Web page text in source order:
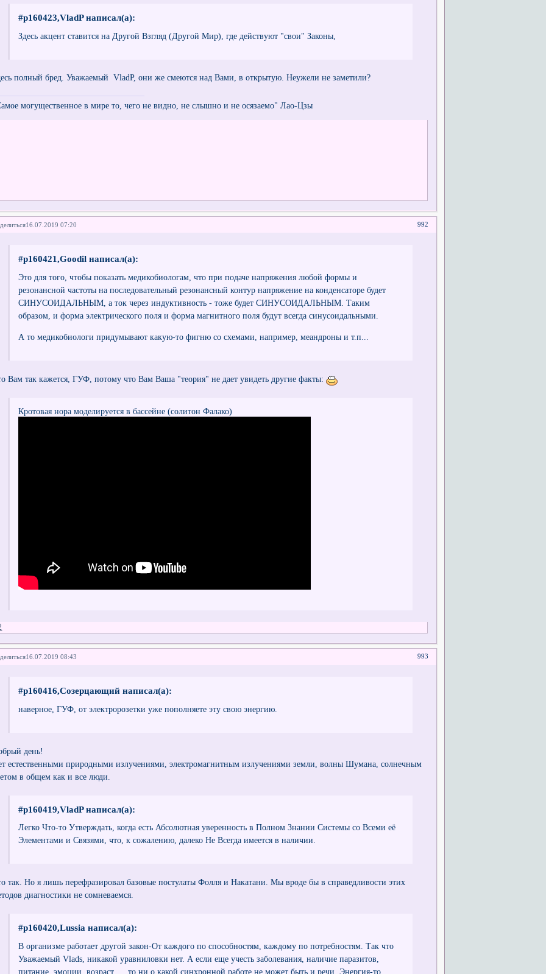
#p160423,VladP написал(а):
Здесь акцент ставится на Другой Взгляд (Другой Мир), где действуют "свои" Законы,
полный бред. Уважаемый VladP, они же смеются над Вами, в открытую. Неужели не заметили?
могущественное в мире то, чего не видно, не слышно и не осязаемо" Лао-Цзы
992
16.07.2019 07:20
#p160421,Goodil написал(а):
Это для того, чтобы показать медикобиологам, что при подаче напряжения любой формы и
резонансной частоты на последовательный резонансный контур напряжение на конденсаторе будет
СИНУСОИДАЛЬНЫМ, а ток через индуктивность - тоже будет СИНУСОИДАЛЬНЫМ. Таким
образом, и форма электрического поля и форма магнитного поля будут всегда синусоидальными.
А то медикобиологи придумывают какую-то фигню со схемами, например, меандроны и т.п...
Вам так кажется, ГУФ, потому что Вам Ваша "теория" не дает увидеть другие факты:
Кротовая нора моделируется в бассейне (солитон Фалако)
993
16.07.2019 08:43
#p160416,Созерцающий написал(а):
наверное, ГУФ, от электророзетки уже пополняете эту свою энергию.
день!
естественными природными излучениями, электромагнитным излучениями земли, волны Шумана, солнечным
в общем как и все люди.
#p160419,VladP написал(а):
Легко Что-то Утверждать, когда есть Абсолютная уверенность в Полном Знании Системы со Всеми её
Элементами и Связями, что, к сожалению, далеко Не Всегда имеется в наличии.
так. Но я лишь перефразировал базовые постулаты Фолля и Накатани. Мы вроде бы в справедливости этих
диагностики не сомневаемся.
#p160420,Lussia написал(а):
В организме работает другой закон-От каждого по способностям, каждому по потребностям. Так что
Уважаемый Vlads, никакой уравниловки нет. А если еще учесть заболевания, наличие паразитов,
питание, эмоции, возраст,.... то ни о какой синхронной работе не может быть и речи. Энергия-то